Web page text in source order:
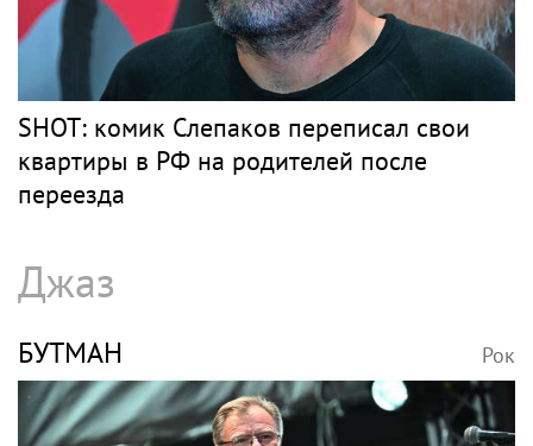
SHOT: комик Слепаков переписал свои
квартиры в РФ на родителей после
переезда
Джаз
БУТМАН Рок